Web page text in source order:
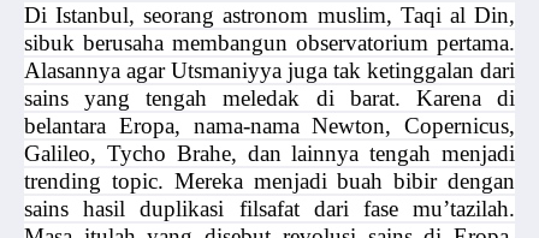
Di Istanbul, seorang astronom muslim, Taqi al Din,
sibuk berusaha membangun observatorium pertama.
Alasannya agar Utsmaniyya juga tak ketinggalan dari
sains yang tengah meledak di barat. Karena di
belantara Eropa, nama-nama Newton, Copernicus,
Galileo, Tycho Brahe, dan lainnya tengah menjadi
trending topic. Mereka menjadi buah bibir dengan
sains hasil duplikasi filsafat dari fase mu’tazilah.